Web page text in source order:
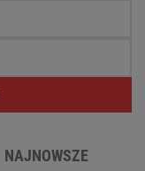
NAJNOWSZE